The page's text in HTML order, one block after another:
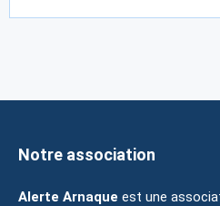
Notre association
Alerte Arnaque est une